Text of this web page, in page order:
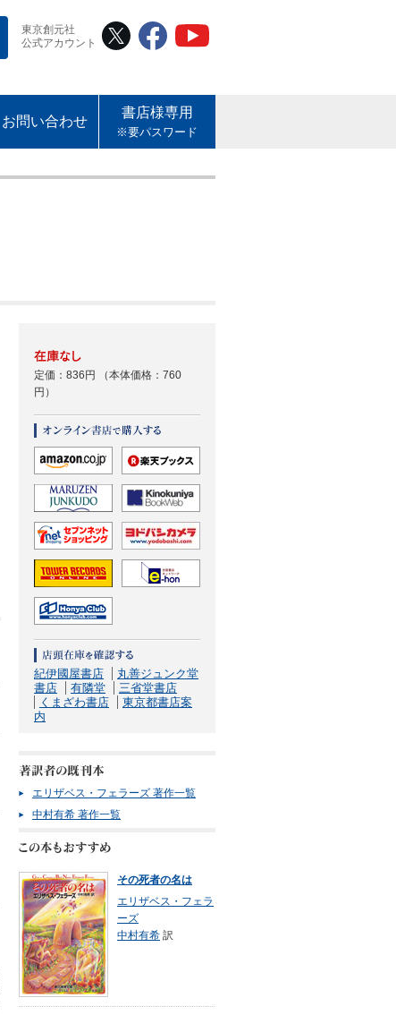
東京創元社
公式アカウント
お問い合わせ
書店様専用
※要パスワード
定価：836円
（本体価格：760
円）
紀伊國屋書店
丸善ジュンク堂
書店
有隣堂
三省堂書店
くまざわ書店
東京都書店案
内
エリザベス・フェラーズ 著作一覧
中村有希 著作一覧
その死者の名は
エリザベス・フェラ
ーズ
中村有希 訳